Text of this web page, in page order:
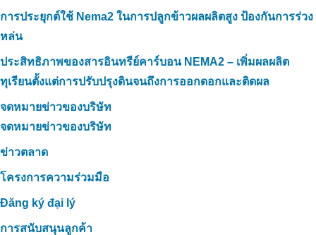
การประยุกต์ใช้ Nema2 ในการปลูกข้าวผลผลิตสูง ป้องกันการร่วง
หล่น
ประสิทธิภาพของสารอินทรีย์คาร์บอน NEMA2 – เพิ่มผลผลิต
ทุเรียนตั้งแต่การปรับปรุงดินจนถึงการออกดอกและติดผล
จดหมายข่าวของบริษัท
จดหมายข่าวของบริษัท
ข่าวตลาด
โครงการความร่วมมือ
Đăng ký đại lý
การสนับสนุนลูกค้า